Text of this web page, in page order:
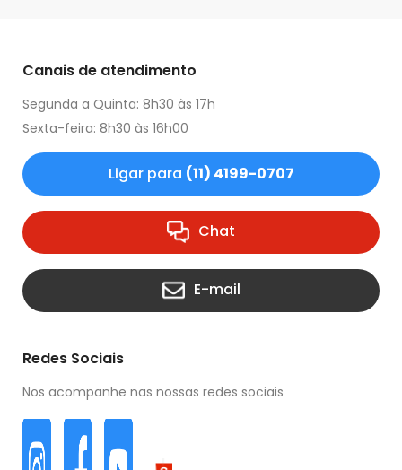
Canais de atendimento
Segunda a Quinta: 8h30 às 17h
Sexta-feira: 8h30 às 16h00
Ligar para (11) 4199-0707
Chat
E-mail
Redes Sociais
Nos acompanhe nas nossas redes sociais